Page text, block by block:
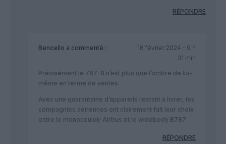
RÉPONDRE
Bencello a commenté :
16 février 2024 - 9 h
31 min
Précisément le 787-8 n’est plus que l’ombre de lui-
même en terme de ventes.
Avec une quarantaine d’appareils restant à livrer, les
compagnies aériennes ont clairement fait leur choix
entre le monocouloir Airbus et le widebody B787
RÉPONDRE